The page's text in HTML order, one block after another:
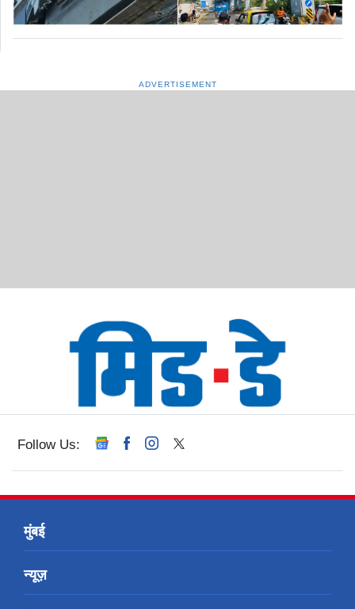
ADVERTISEMENT
Follow Us:
मुंबई
न्यूज़